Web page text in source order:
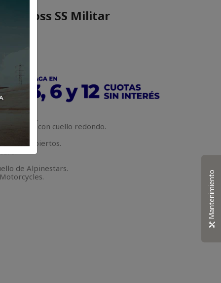
SS Militar
larga con cuello redondo.
puños abiertos.
de Alpinestars.
Mantenimiento